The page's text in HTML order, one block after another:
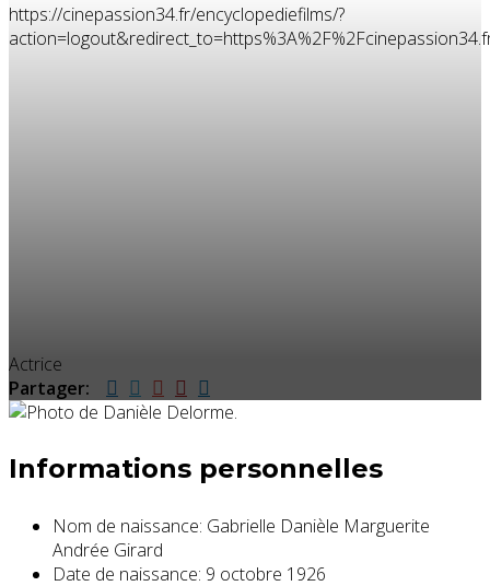
https://cinepassion34.fr/encyclopediefilms/?
Actrice
Partager:
Informations personnelles
Nom de naissance: Gabrielle Danièle Marguerite
Andrée Girard
Date de naissance: 9 octobre 1926